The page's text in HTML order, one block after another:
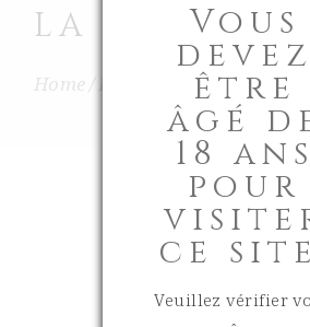
LA BOUTIQUE
Home La Boutique Vins
Vous
devez
être
âgé
18 ans
pour
ce
Veuillez vérifier